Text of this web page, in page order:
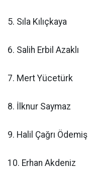
5. Sıla Kılıçkaya
6. Salih Erbil Azaklı
7. Mert Yücetürk
8. İlknur Saymaz
9. Halil Çağrı Ödemiş
10. Erhan Akdeniz